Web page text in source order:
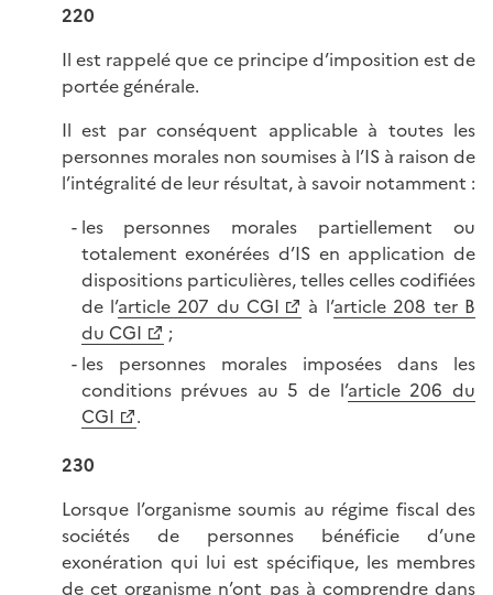
220
Il est rappelé que ce principe d’imposition est de
portée générale.
Il est par conséquent applicable à toutes les
personnes morales non soumises à l’IS à raison de
l’intégralité de leur résultat, à savoir notamment :
les personnes morales partiellement ou
totalement exonérées d’IS en application de
dispositions particulières, telles celles codifiées
de l’article 207 du CGI à l’article 208 ter B
du CGI
;
les personnes morales imposées dans les
conditions prévues au 5 de l’article 206 du
CGI
.
230
Lorsque l’organisme soumis au régime fiscal des
sociétés de personnes bénéficie d’une
exonération qui lui est spécifique, les membres
de cet organisme n’ont pas à comprendre dans